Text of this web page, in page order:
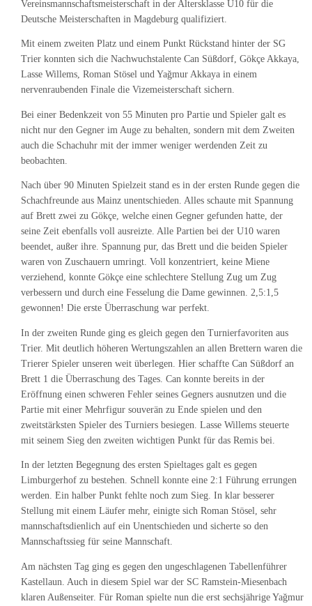
Vereinsmannschaftsmeisterschaft in der Altersklasse U10 für die
Deutsche Meisterschaften in Magdeburg qualifiziert.
Mit einem zweiten Platz und einem Punkt Rückstand hinter der SG
Trier konnten sich die Nachwuchstalente Can Süßdorf, Gökçe Akkaya,
Lasse Willems, Roman Stösel und Yağmur Akkaya in einem
nervenraubenden Finale die Vizemeisterschaft sichern.
Bei einer Bedenkzeit von 55 Minuten pro Partie und Spieler galt es
nicht nur den Gegner im Auge zu behalten, sondern mit dem Zweiten
auch die Schachuhr mit der immer weniger werdenden Zeit zu
beobachten.
Nach über 90 Minuten Spielzeit stand es in der ersten Runde gegen die
Schachfreunde aus Mainz unentschieden. Alles schaute mit Spannung
auf Brett zwei zu Gökçe, welche einen Gegner gefunden hatte, der
seine Zeit ebenfalls voll ausreizte. Alle Partien bei der U10 waren
beendet, außer ihre. Spannung pur, das Brett und die beiden Spieler
waren von Zuschauern umringt. Voll konzentriert, keine Miene
verziehend, konnte Gökçe eine schlechtere Stellung Zug um Zug
verbessern und durch eine Fesselung die Dame gewinnen. 2,5:1,5
gewonnen! Die erste Überraschung war perfekt.
In der zweiten Runde ging es gleich gegen den Turnierfavoriten aus
Trier. Mit deutlich höheren Wertungszahlen an allen Brettern waren die
Trierer Spieler unseren weit überlegen. Hier schaffte Can Süßdorf an
Brett 1 die Überraschung des Tages. Can konnte bereits in der
Eröffnung einen schweren Fehler seines Gegners ausnutzen und die
Partie mit einer Mehrfigur souverän zu Ende spielen und den
zweitstärksten Spieler des Turniers besiegen. Lasse Willems steuerte
mit seinem Sieg den zweiten wichtigen Punkt für das Remis bei.
In der letzten Begegnung des ersten Spieltages galt es gegen
Limburgerhof zu bestehen. Schnell konnte eine 2:1 Führung errungen
werden. Ein halber Punkt fehlte noch zum Sieg. In klar besserer
Stellung mit einem Läufer mehr, einigte sich Roman Stösel, sehr
mannschaftsdienlich auf ein Unentschieden und sicherte so den
Mannschaftssieg für seine Mannschaft.
Am nächsten Tag ging es gegen den ungeschlagenen Tabellenführer
Kastellaun. Auch in diesem Spiel war der SC Ramstein-Miesenbach
klaren Außenseiter. Für Roman spielte nun die erst sechsjährige Yağmur